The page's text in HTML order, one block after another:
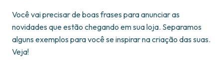
Você vai precisar de boas frases para anunciar as
novidades que estão chegando em sua loja. Separamos
alguns exemplos para você se inspirar na criação das suas.
Veja!